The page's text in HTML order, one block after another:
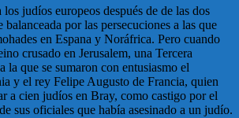
judíos europeos después de de las dos
balanceada por las persecuciones a las que
en Espana y Noráfrica. Pero cuando
crusado en Jerusalem, una Tercera
la que se sumaron con entusiasmo el
y el rey Felipe Augusto de Francia, quien
a cien judíos en Bray, como castigo por el
sus oficiales que había asesinado a un judío.